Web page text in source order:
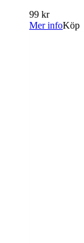
99 kr
Mer infoKöp